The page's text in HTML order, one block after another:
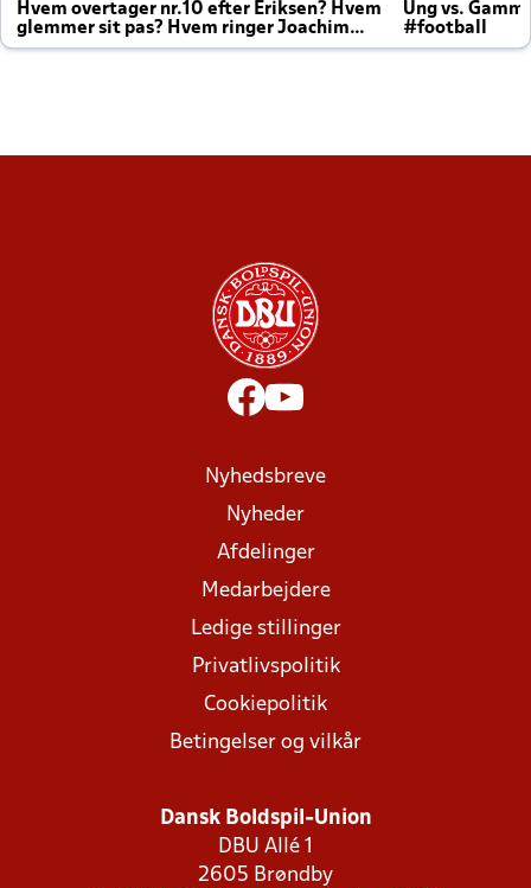
Hvem overtager nr.10 efter Eriksen? Hvem
glemmer sit pas? Hvem ringer Joachim
altid til efter kampe?
Ung vs.
#football
Nyhedsbreve
Nyheder
Afdelinger
Medarbejdere
Ledige stillinger
Privatlivspolitik
Cookiepolitik
Betingelser og vilkår
Dansk Boldspil-Union
DBU Allé 1
2605 Brøndby